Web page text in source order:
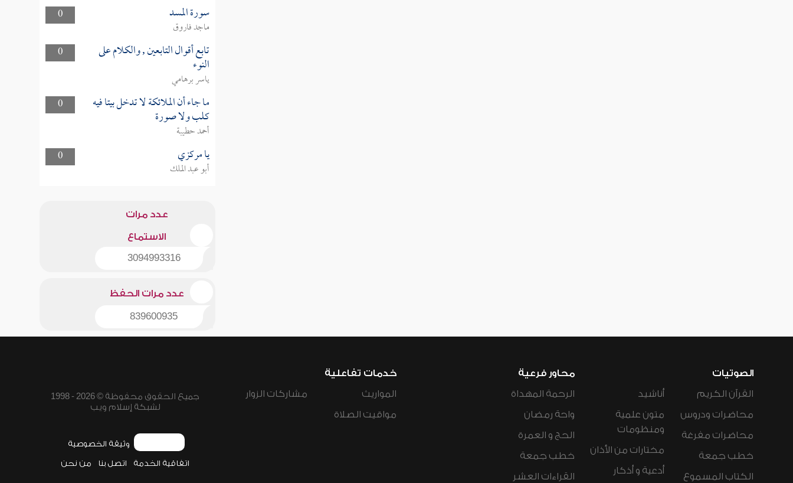
0
سورة المسد
ماجد فاروق
0
تابع أقوال التابعين , والكلام على
النوء
ياسر برهامي
0
ما جاء أن الملائكة لا تدخل بيتا فيه
كلب ولا صورة
أحمد حطيبة
0
يا مركزي
أبو عبد الملك
عدد مرات
الاستماع
3094993316
عدد مرات الحفظ
839600935
الصوتيات
القرآن الكريم
محاضرات ودروس
محاضرات مفرغة
خطب جمعة
الكتاب المسموع
أناشيد
متون علمية
ومنظومات
مختارات من الأذان
أدعية و أذكار
محاور فرعية
الرحمة المهداة
واحة رمضان
الحج و العمرة
خطب جمعة
القراءات العشر
خدمات تفاعلية
المواريث
مواقيت الصلاة
مشاركات الزوار
جميع الحقوق محفوظة © 2026 - 1998
لشبكة إسلام ويب
وثيقة الخصوصية
اتفاقية الخدمة اتصل بنا من نحن